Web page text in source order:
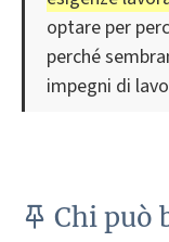
optare per
perché
impegni di
Chi può